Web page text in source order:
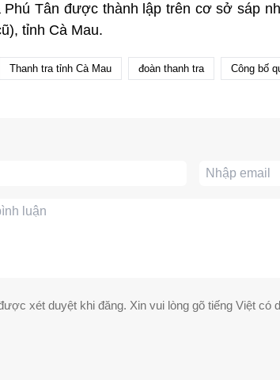
Phú Tân được thành lập trên cơ sở sáp
tỉnh Cà Mau.
Thanh tra tỉnh Cà Mau đoàn thanh tra Công bố
xét duyệt khi đăng. Xin vui lòng gõ tiếng Việt có